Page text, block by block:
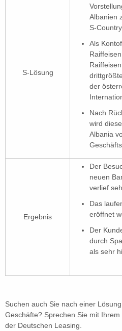
S-Lösung
Albanien
S-
Als
der
Nach
wird
Albania
Ergebnis
Der
neuen
verlief
Das
eröffnet
Der
durch
als sehr
Suchen auch Sie nach einer
Geschäfte? Sprechen Sie mit
der Deutschen Leasing.